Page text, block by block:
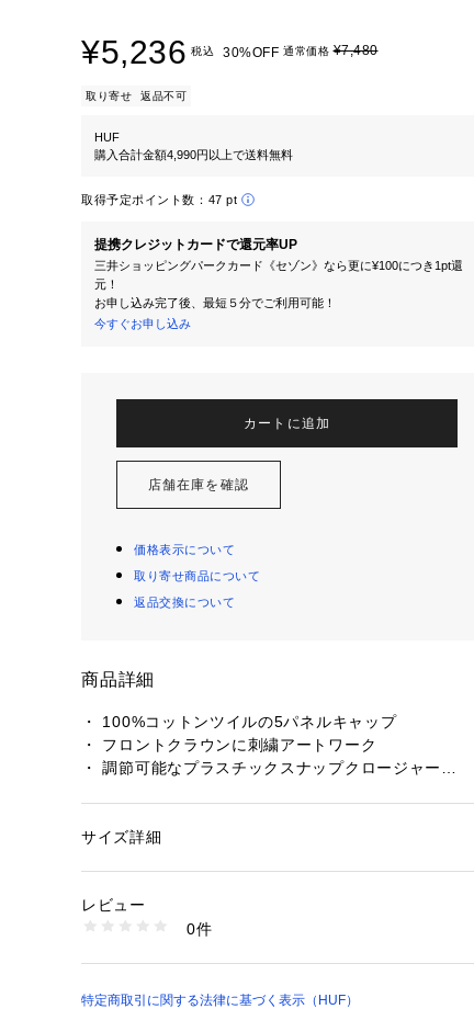
¥5,236 税込 30%OFF 通常価格¥7,480
取り寄せ 返品不可
HUF
購入合計金額4,990円以上で送料無料
取得予定ポイント数： 47 pt
提携クレジットカードで還元率UP
三井ショッピングパークカード《セゾン》なら更に¥100につき1pt還
元！
お申し込み完了後、最短５分でご利用可能！
今すぐお申し込み
カートに追加
店舗在庫を確認
価格表示について
取り寄せ商品について
返品交換について
商品詳細
・ 100%コットンツイルの5パネルキャップ
・ フロントクラウンに刺繍アートワーク
・ 調節可能なプラスチックスナップクロージャー
性別：レディース
1109700000244
サイズ詳細
レビュー
0件
特定商取引に関する法律に基づく表示（HUF）